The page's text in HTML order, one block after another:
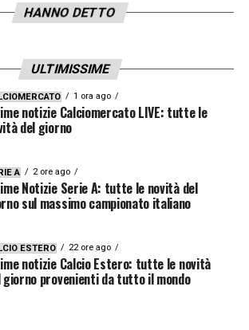
HANNO DETTO
ULTIMISSIME
1 ora ago
notizie Calciomercato LIVE: tutte le
del giorno
A 2 ore ago
Notizie Serie A: tutte le novità del
sul massimo campionato italiano
ESTERO 22 ore ago
notizie Calcio Estero: tutte le novità
giorno provenienti da tutto il mondo